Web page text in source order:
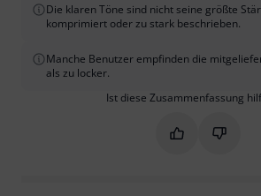
Die klaren Töne sind nicht seine größte
komprimiert oder zu stark beschrieben.
Manche Benutzer empfinden die
als zu locker.
Ist diese Zusammenfassung
Markieren